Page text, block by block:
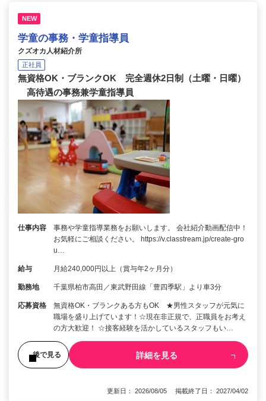
NEW
学童の事務・学童指導員
クズオカ人材紹介所
正社員
無資格OK・ブランクOK 完全週休2日制（土曜・日曜）
高待遇の事務兼学童指導員
仕事内容
事務や学童指導業務をお願いします。 会社紹介動画配信中！
お気軽にご相談ください。 https://v.classtream.jp/create-gro
u…
給与 月給240,000円以上（賞与年2ヶ月分）
勤務地 千葉県柏市高田／東武野田線「豊四季駅」より車3分
応募資格
無資格OK・ブランクある方もOK ★男性スタッフが元気に
職場を盛り上げています！☆現在非正規で、正職員をお考え
の方大歓迎！ ☆接客経験を活かしているスタッフもい…
後で見る 詳細を見る
更新日： 2026/08/05 掲載終了日： 2027/04/02